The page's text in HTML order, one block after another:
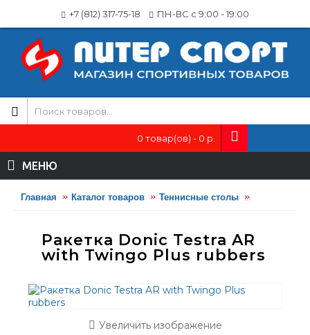
+7 (812) 317-75-18 ПН-ВС с 9:00 - 19:00
0 товар(ов) - 0 р.
МЕНЮ
Главная Каталог товаров Теннисные столы
Ракетка Donic Testra AR
with Twingo Plus rubbers
Увеличить изображение